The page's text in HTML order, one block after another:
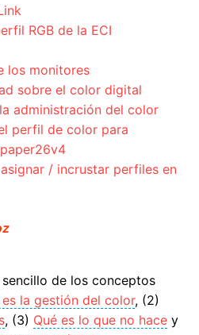
RGB de la ECI
los monitores
sobre el color digital
administración del color
perfil de color para
/ incrustar perfiles en
de los conceptos
es la gestión del color, (2)
, (3) Qué es lo que no hace y